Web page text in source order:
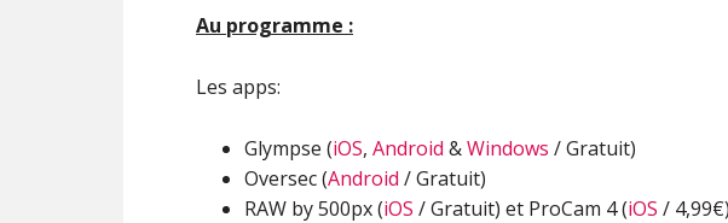
Au programme :
Les apps:
Glympse (iOS, Android &Windows / Gratuit)
Oversec (Android / Gratuit)
RAW by 500px (iOS / Gratuit) et ProCam 4 (iOS / 4,99€)